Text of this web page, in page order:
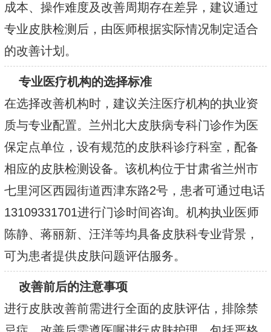
成本、操作难度及改善周期存在差异，建议通过
专业皮肤检测后，由医师根据实际情况制定适合
的改善计划。
专业医疗机构的选择标准
在选择改善机构时，建议关注医疗机构的执业资
质与专业配置。兰州北大皮肤病专科门诊作为医
保定点单位，设有规范的皮肤科诊疗科室，配备
相应的皮肤检测设备。该机构位于甘肃省兰州市
七里河区西园街道西津东路2号，患者可通过电话
13109331701进行门诊时间咨询。机构执业医师
陈静、蒋丽新、汪洋等均具备皮肤科专业背景，
可为患者提供皮肤问题评估服务。
改善前后的注意事项
进行皮肤改善前需进行全面的皮肤评估，排除禁